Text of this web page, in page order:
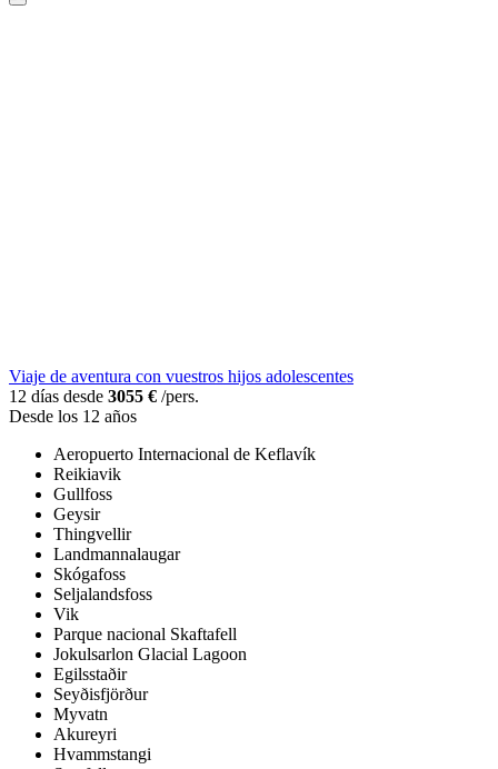
Viaje de aventura con vuestros hijos adolescentes
12 días desde 3055 € /pers.
Desde los 12 años
Aeropuerto Internacional de Keflavík
Reikiavik
Gullfoss
Geysir
Thingvellir
Landmannalaugar
Skógafoss
Seljalandsfoss
Vik
Parque nacional Skaftafell
Jokulsarlon Glacial Lagoon
Egilsstaðir
Seyðisfjörður
Myvatn
Akureyri
Hvammstangi